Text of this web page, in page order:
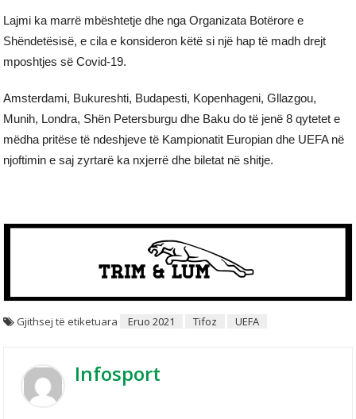
Lajmi ka marrë mbështetje dhe nga Organizata Botërore e
Shëndetësisë, e cila e konsideron këtë si një hap të madh drejt
mposhtjes së Covid-19.
Amsterdami, Bukureshti, Budapesti, Kopenhageni, Gllazgou,
Munih, Londra, Shën Petersburgu dhe Baku do të jenë 8 qytetet e
mëdha pritëse të ndeshjeve të Kampionatit Europian dhe UEFA në
njoftimin e saj zyrtarë ka nxjerrë dhe biletat në shitje.
Gjithsej të etiketuara Eruo 2021 Tifoz UEFA
Infosport